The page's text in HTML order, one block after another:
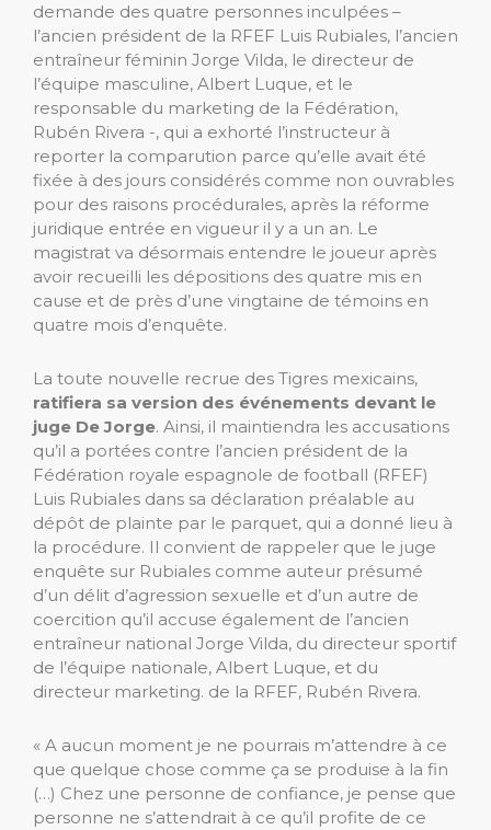
demande des quatre personnes inculpées –
l’ancien président de la RFEF Luis Rubiales, l’ancien
entraîneur féminin Jorge Vilda, le directeur de
l’équipe masculine, Albert Luque, et le
responsable du marketing de la Fédération,
Rubén Rivera -, qui a exhorté l’instructeur à
reporter la comparution parce qu’elle avait été
fixée à des jours considérés comme non ouvrables
pour des raisons procédurales, après la réforme
juridique entrée en vigueur il y a un an. Le
magistrat va désormais entendre le joueur après
avoir recueilli les dépositions des quatre mis en
cause et de près d’une vingtaine de témoins en
quatre mois d’enquête.
La toute nouvelle recrue des Tigres mexicains,
ratifiera sa version des événements devant le
juge De Jorge. Ainsi, il maintiendra les accusations
qu’il a portées contre l’ancien président de la
Fédération royale espagnole de football (RFEF)
Luis Rubiales dans sa déclaration préalable au
dépôt de plainte par le parquet, qui a donné lieu à
la procédure. Il convient de rappeler que le juge
enquête sur Rubiales comme auteur présumé
d’un délit d’agression sexuelle et d’un autre de
coercition qu’il accuse également de l’ancien
entraîneur national Jorge Vilda, du directeur sportif
de l’équipe nationale, Albert Luque, et du
directeur marketing. de la RFEF, Rubén Rivera.
« A aucun moment je ne pourrais m’attendre à ce
que quelque chose comme ça se produise à la fin
(…) Chez une personne de confiance, je pense que
personne ne s’attendrait à ce qu’il profite de ce